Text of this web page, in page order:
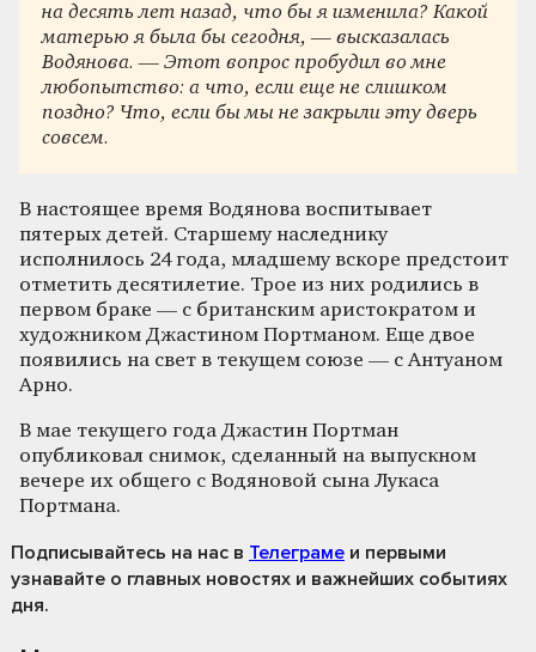
на десять лет назад, что бы я изменила? Какой
матерью я была бы сегодня, — высказалась
Водянова. — Этот вопрос пробудил во мне
любопытство: а что, если еще не слишком
поздно? Что, если бы мы не закрыли эту дверь
совсем.
В настоящее время Водянова воспитывает
пятерых детей. Старшему наследнику
исполнилось 24 года, младшему вскоре предстоит
отметить десятилетие. Трое из них родились в
первом браке — с британским аристократом и
художником Джастином Портманом. Еще двое
появились на свет в текущем союзе — с Антуаном
Арно.
В мае текущего года Джастин Портман
опубликовал снимок, сделанный на выпускном
вечере их общего с Водяновой сына Лукаса
Портмана.
Подписывайтесь на нас в Телеграме и первыми
узнавайте о главных новостях и важнейших событиях
дня.